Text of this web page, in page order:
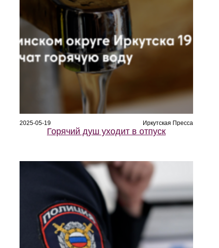
2025-05-19 Иркутская Пресса
Горячий душ уходит в отпуск